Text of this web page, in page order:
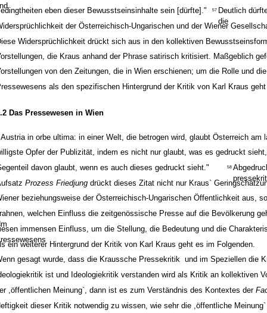
eben dieser Bewusstseinsinhalte sein [dürfte]." 57 Deutlich
die
der Österreichisch-Ungarischen und der Wiener
Widersprüchlichkeit drückt sich aus in den kollektiven
die Kraus anhand der Phrase satirisch kritisiert. Maßgeblich
von den Zeitungen, die in Wien erschienen; um die Rolle und
als den spezifischen Hintergrund der Kritik von Karl Kraus
Das Pressewesen in Wien
in orbe ultima: in einer Welt, die betrogen wird, glaubt Österreich am
Opfer der Publizität, indem es nicht nur glaubt, was es gedruckt
davon glaubt, wenn es auch dieses gedruckt sieht."
58
Prozess Friedjung drückt dieses Zitat nicht nur Kraus`
beziehungsweise der Österreichisch-Ungarischen Öffentlichkeit aus,
welchen Einfluss die zeitgenössische Presse auf die Bevölkerung
immensen Einfluss, um die Stellung, die Bedeutung und die
ein weiterer Hintergrund der Kritik von Karl Kraus geht es im Folgenden.
gesagt wurde, dass die Kraussche Pressekritik ­ und im Speziellen die
ist und Ideologiekritik verstanden wird als Kritik an kollektiven
,öffentlichen Meinung`, dann ist es zum Verständnis des Kontextes der
dieser Kritik notwendig zu wissen, wie sehr die ,öffentliche